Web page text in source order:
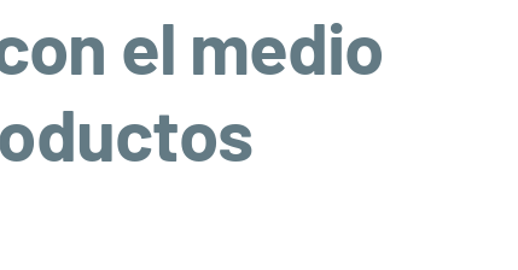
el medio